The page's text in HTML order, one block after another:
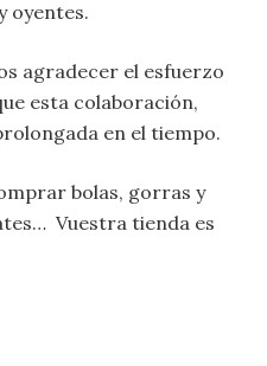
oyentes.
agradecer el esfuerzo
esta colaboración,
en el tiempo.
bolas, gorras y
Vuestra tienda es